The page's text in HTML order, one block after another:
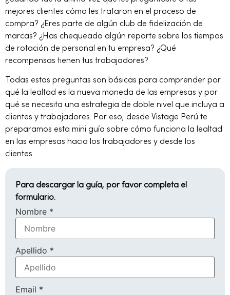
mejores clientes cómo les trataron en el proceso de
compra? ¿Eres parte de algún club de fidelización de
marcas? ¿Has chequeado algún reporte sobre los tiempos
de rotación de personal en tu empresa? ¿Qué
recompensas tienen tus trabajadores?
Todas estas preguntas son básicas para comprender por
qué la lealtad es la nueva moneda de las empresas y por
qué se necesita una estrategia de doble nivel que incluya a
clientes y trabajadores. Por eso, desde Vistage Perú te
preparamos esta mini guía sobre cómo funciona la lealtad
en las empresas hacia los trabajadores y desde los
clientes.
Para descargar la guía, por favor completa el
formulario.
Nombre *
Apellido *
Email *